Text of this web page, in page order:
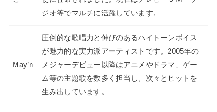
ジオ等でマルチに活躍しています。
May’n
圧倒的な歌唱力と伸びのあるハイトーンボイス
が魅力的な実力派アーティストです。2005年の
メジャーデビュー以降はアニメやドラマ、ゲー
ム等の主題歌を数多く担当し、次々とヒットを
生み出しています。